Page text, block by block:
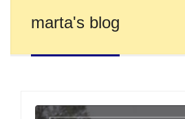
marta's blog